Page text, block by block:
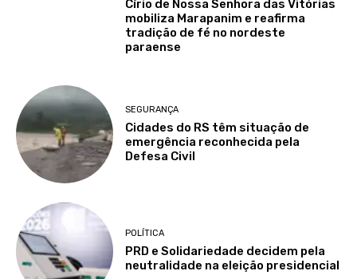
Círio de Nossa Senhora das Vitórias
mobiliza Marapanim e reafirma
tradição de fé no nordeste
paraense
SEGURANÇA
Cidades do RS têm situação de
emergência reconhecida pela
Defesa Civil
POLÍTICA
PRD e Solidariedade decidem pela
neutralidade na eleição presidencial